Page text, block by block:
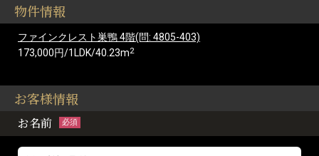
物件情報
ファインクレスト巣鴨 4階(問: 4805-403)
173,000円/1LDK/40.23m2
お客様情報
お名前 必須